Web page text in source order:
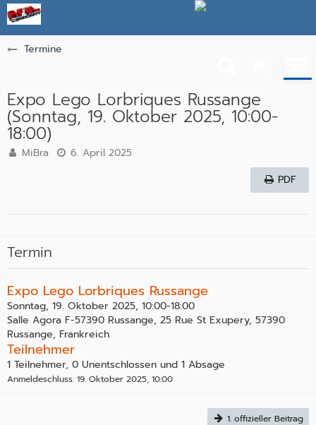
Termine
Expo Lego Lorbriques Russange
(Sonntag, 19. Oktober 2025, 10:00-
18:00)
MiBra
6. April 2025
PDF
Termin
Expo Lego Lorbriques Russange
Sonntag, 19. Oktober 2025, 10:00-18:00
Salle Agora F-57390 Russange, 25 Rue St Exupery, 57390
Russange, Frankreich
Teilnehmer
1 Teilnehmer, 0 Unentschlossen und 1 Absage
Anmeldeschluss: 19. Oktober 2025, 10:00
1. offizieller Beitrag